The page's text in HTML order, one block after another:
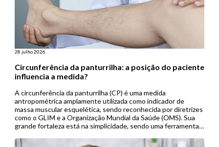
28 julho 2026
Circunferência da panturrilha: a posição do paciente
influencia a medida?
A circunferência da panturrilha (CP) é uma medida
antropométrica amplamente utilizada como indicador de
massa muscular esquelética, sendo reconhecida por diretrizes
como o GLIM e a Organização Mundial da Saúde (OMS). Sua
grande fortaleza está na simplicidade, sendo uma ferramenta
útil em contextos de menor […]